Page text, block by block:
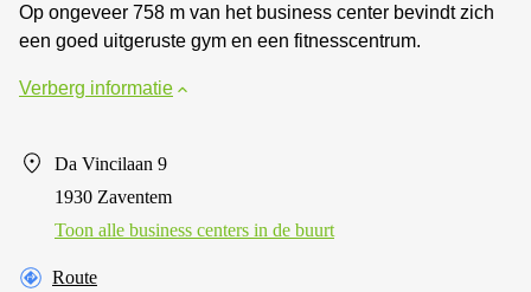
Op ongeveer 758 m van het business center bevindt zich
een goed uitgeruste gym en een fitnesscentrum.
Verberg informatie
Da Vincilaan 9
1930 Zaventem
Toon alle business centers in de buurt
Route